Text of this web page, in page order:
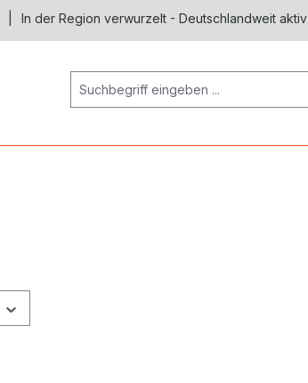
In der Region verwurzelt - Deutschlandweit aktiv